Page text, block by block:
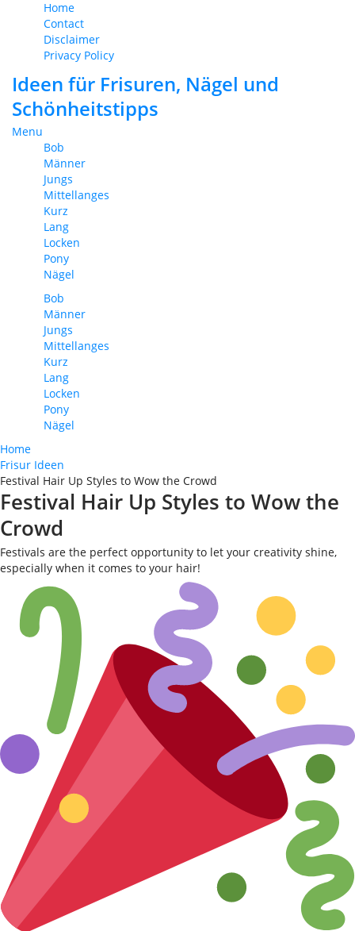
Home
Contact
Disclaimer
Privacy Policy
Ideen für Frisuren, Nägel und
Schönheitstipps
Menu
Bob
Männer
Jungs
Mittellanges
Kurz
Lang
Locken
Pony
Nägel
Bob
Männer
Jungs
Mittellanges
Kurz
Lang
Locken
Pony
Nägel
Home
Frisur Ideen
Festival Hair Up Styles to Wow the Crowd
Festival Hair Up Styles to Wow the
Crowd
Festivals are the perfect opportunity to let your creativity shine,
especially when it comes to your hair!